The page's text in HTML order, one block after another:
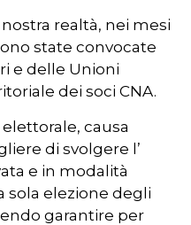
realtà, nei mesi
state convocate
e delle Unioni
dei soci CNA.
causa
di svolgere l’
e in modalità
sola elezione degli
garantire per